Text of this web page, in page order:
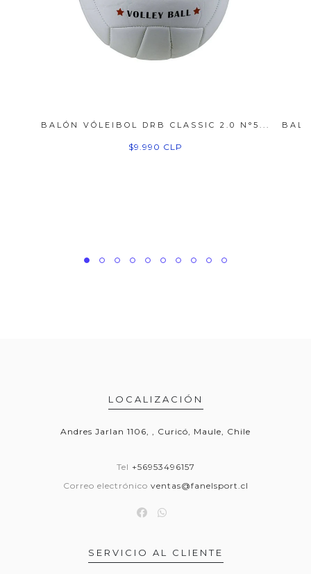
BALÓN VÓLEIBOL DRB CLASSIC 2.0 N°5...
$9.990 CLP
LOCALIZACIÓN
Andres Jarlan 1106, , Curicó, Maule, Chile
Tel +56953496157
Correo electrónico ventas@fanelsport.cl
SERVICIO AL CLIENTE